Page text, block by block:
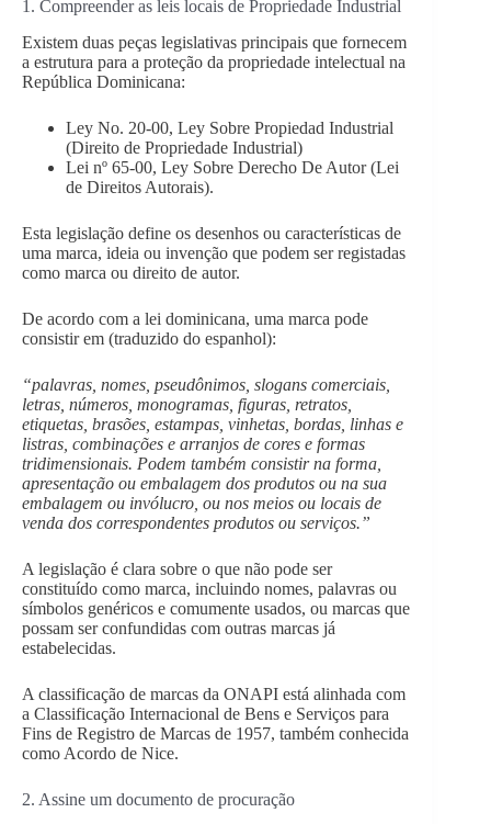
1. Compreender as leis locais de Propriedade Industrial
Existem duas peças legislativas principais que fornecem
a estrutura para a proteção da propriedade intelectual na
República Dominicana:
Ley No. 20-00, Ley Sobre Propiedad Industrial
(Direito de Propriedade Industrial)
Lei nº 65-00, Ley Sobre Derecho De Autor (Lei
de Direitos Autorais).
Esta legislação define os desenhos ou características de
uma marca, ideia ou invenção que podem ser registadas
como marca ou direito de autor.
De acordo com a lei dominicana, uma marca pode
consistir em (traduzido do espanhol):
“palavras, nomes, pseudônimos, slogans comerciais,
letras, números, monogramas, figuras, retratos,
etiquetas, brasões, estampas, vinhetas, bordas, linhas e
listras, combinações e arranjos de cores e formas
tridimensionais. Podem também consistir na forma,
apresentação ou embalagem dos produtos ou na sua
embalagem ou invólucro, ou nos meios ou locais de
venda dos correspondentes produtos ou serviços.”
A legislação é clara sobre o que não pode ser
constituído como marca, incluindo nomes, palavras ou
símbolos genéricos e comumente usados, ou marcas que
possam ser confundidas com outras marcas já
estabelecidas.
A classificação de marcas da ONAPI está alinhada com
a Classificação Internacional de Bens e Serviços para
Fins de Registro de Marcas de 1957, também conhecida
como Acordo de Nice.
2. Assine um documento de procuração